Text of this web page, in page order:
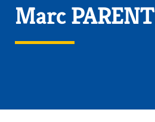
Marc PARENT